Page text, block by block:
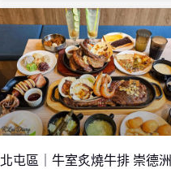
北屯區｜牛室炙燒牛排 崇德洲